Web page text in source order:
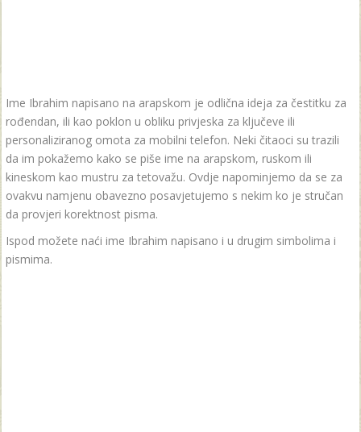
Ime Ibrahim napisano na arapskom je odlična ideja za čestitku za
rođendan, ili kao poklon u obliku privjeska za ključeve ili
personaliziranog omota za mobilni telefon. Neki čitaoci su trazili
da im pokažemo kako se piše ime na arapskom, ruskom ili
kineskom kao mustru za tetovažu. Ovdje napominjemo da se za
ovakvu namjenu obavezno posavjetujemo s nekim ko je stručan
da provjeri korektnost pisma.
Ispod možete naći ime Ibrahim napisano i u drugim simbolima i
pismima.